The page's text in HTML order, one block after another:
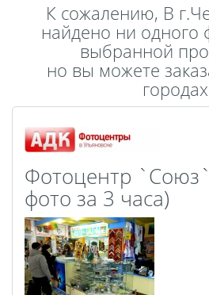
Фотоколлаж
Фотобокс
Пластификация
самоклеящемся виниле
акриле
Печать на баннере
Фотообои
Трафареты
Печать на прозрачной
пленке
К сожалению, В
найдено ни одного
выбранной
но вы можете
Фотоцентр
фото за 3 часа)